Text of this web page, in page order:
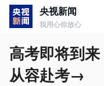
央视新闻
我用心你放心
高考即将到
从容赴考→